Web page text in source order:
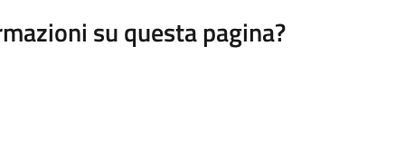
su questa pagina?